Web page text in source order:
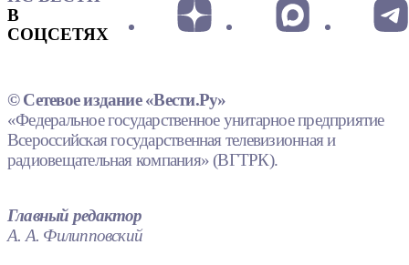
В
СОЦСЕТЯХ
© Сетевое издание «Вести.Ру»
«Федеральное государственное унитарное предприятие
Всероссийская государственная телевизионная и
радиовещательная компания» (ВГТРК).
Главный редактор
А. А. Филипповский